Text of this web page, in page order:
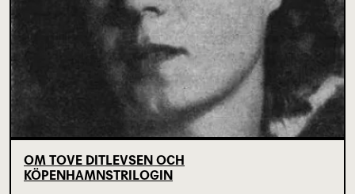
OM TOVE DITLEVSEN OCH
KÖPENHAMNSTRILOGIN